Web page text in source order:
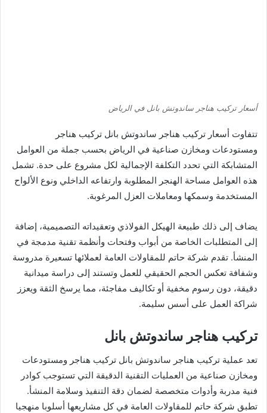
أسعار تركيب هناجر ساندوتش بانل في الرياض
تتفاوت أسعار تركيب هناجر ساندوتش بانل تركيب هناجر
ومستودعات ومخازن صناعية في الرياض بحسب جملة من العوامل
المتشابكة التي تحدد التكلفة الإجمالية لكل مشروع على حدة. تشمل
هذه العوامل مساحة الهنجر المطلوبة وارتفاعه الداخلي ونوع الألواح
المستخدمة وسمكها ومعاملات العزل المرغوبة.
يضاف إلى ذلك طبيعة الهيكل الفولاذي وتعقيداته التصميمية، إضافة
إلى المتطلبات الخاصة من أبواب وفتحات وأنظمة تقنية مدمجة في
المنشأ. تقدم شركة حاتم للمقاولات العامة لعملائها تسعيرة مدروسة
وشفافة تعكس الحجم الحقيقي للعمل وتستند إلى دراسة ميدانية
دقيقة، دون رسوم مخفية أو تكاليف مفاجئة، مما يرسخ الثقة ويعزز
شراكة العمل على أسس سليمة.
تركيب هناجر ساندوتش بانل
تعد عملية تركيب هناجر ساندوتش بانل تركيب هناجر ومستودعات
ومخازن صناعية من العمليات التقنية الدقيقة التي تستوجب كوادر
فنية مدربة وأدوات متخصصة لضمان دقة التنفيذ وسلامة المنشأ.
تطبق شركة حاتم للمقاولات العامة في كل مشاريعها أسلوبا منهجيا